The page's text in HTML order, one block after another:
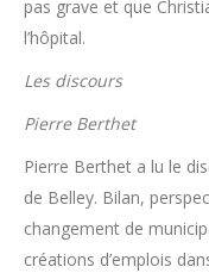
pas grave et que
l’hôpital.
Les discours
Pierre Berthet
Pierre Berthet a lu le
de Belley. Bilan,
changement de
créations d’emplois